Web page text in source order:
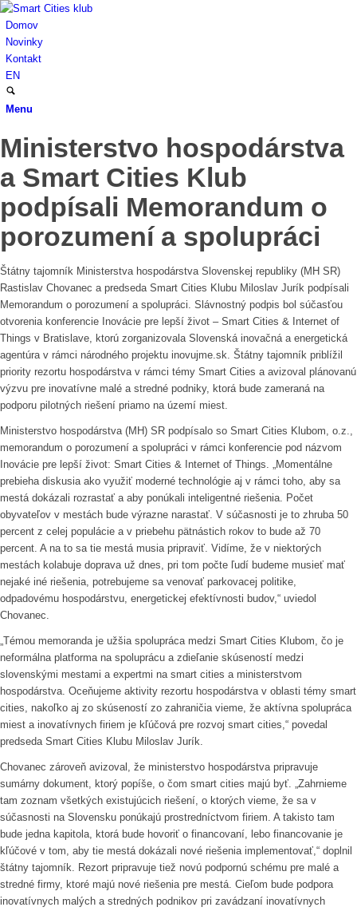
Domov
Novinky
Kontakt
EN
Menu
Ministerstvo hospodárstva
a Smart Cities Klub
podpísali Memorandum o
porozumení a spolupráci
Štátny tajomník Ministerstva hospodárstva Slovenskej republiky (MH SR)
Rastislav Chovanec a predseda Smart Cities Klubu Miloslav Jurík podpísali
Memorandum o porozumení a spolupráci. Slávnostný podpis bol súčasťou
otvorenia konferencie Inovácie pre lepší život – Smart Cities & Internet of
Things v Bratislave, ktorú zorganizovala Slovenská inovačná a energetická
agentúra v rámci národného projektu inovujme.sk. Štátny tajomník priblížil
priority rezortu hospodárstva v rámci témy Smart Cities a avizoval plánovanú
výzvu pre inovatívne malé a stredné podniky, ktorá bude zameraná na
podporu pilotných riešení priamo na území miest.
Ministerstvo hospodárstva (MH) SR podpísalo so Smart Cities Klubom, o.z.,
memorandum o porozumení a spolupráci v rámci konferencie pod názvom
Inovácie pre lepší život: Smart Cities & Internet of Things. „Momentálne
prebieha diskusia ako využiť moderné technológie aj v rámci toho, aby sa
mestá dokázali rozrastať a aby ponúkali inteligentné riešenia. Počet
obyvateľov v mestách bude výrazne narastať. V súčasnosti je to zhruba 50
percent z celej populácie a v priebehu pätnástich rokov to bude až 70
percent. A na to sa tie mestá musia pripraviť. Vidíme, že v niektorých
mestách kolabuje doprava už dnes, pri tom počte ľudí budeme musieť mať
nejaké iné riešenia, potrebujeme sa venovať parkovacej politike,
odpadovému hospodárstvu, energetickej efektívnosti budov,“ uviedol
Chovanec.
„Témou memoranda je užšia spolupráca medzi Smart Cities Klubom, čo je
neformálna platforma na spoluprácu a zdieľanie skúseností medzi
slovenskými mestami a expertmi na smart cities a ministerstvom
hospodárstva. Oceňujeme aktivity rezortu hospodárstva v oblasti témy smart
cities, nakoľko aj zo skúseností zo zahraničia vieme, že aktívna spolupráca
miest a inovatívnych firiem je kľúčová pre rozvoj smart cities,“ povedal
predseda Smart Cities Klubu Miloslav Jurík.
Chovanec zároveň avizoval, že ministerstvo hospodárstva pripravuje
sumárny dokument, ktorý popíše, o čom smart cities majú byť. „Zahrnieme
tam zoznam všetkých existujúcich riešení, o ktorých vieme, že sa v
súčasnosti na Slovensku ponúkajú prostredníctvom firiem. A takisto tam
bude jedna kapitola, ktorá bude hovoriť o financovaní, lebo financovanie je
kľúčové v tom, aby tie mestá dokázali nové riešenia implementovať,“ doplnil
štátny tajomník. Rezort pripravuje tiež novú podpornú schému pre malé a
stredné firmy, ktoré majú nové riešenia pre mestá. Cieľom bude podpora
inovatívnych malých a stredných podnikov pri zavádzaní inovatívnych